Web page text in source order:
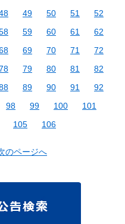
49 50 51
52
59 60 61
62
69 70 71
72
79 80 81
82
89 90 91
92
98 99 100
101
105 106
のページへ